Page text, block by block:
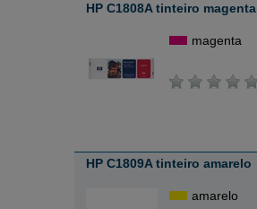
HP C1808A tinteiro magenta
magenta
HP C1809A tinteiro amarelo
amarelo